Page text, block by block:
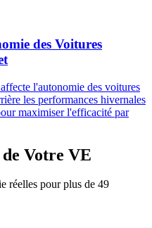
des Voitures
l'autonomie des voitures
les performances hivernales
maximiser l'efficacité par
Votre VE
réelles pour plus de 49